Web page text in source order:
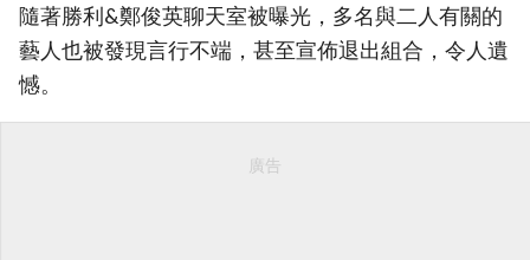
隨著勝利&鄭俊英聊天室被曝光，多名與二人有關的
藝人也被發現言行不端，甚至宣佈退出組合，令人遺
憾。
廣告